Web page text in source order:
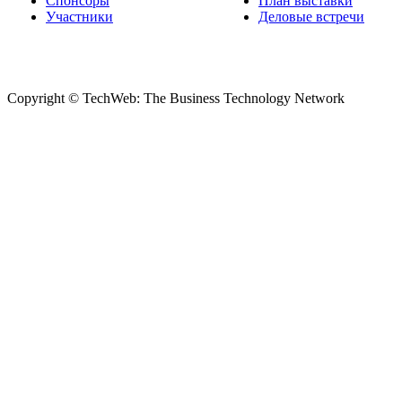
Участники
Деловые встречи
Copyright © TechWeb: The Business Technology Network